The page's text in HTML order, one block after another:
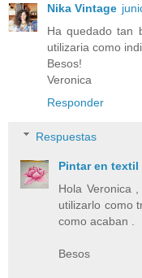
Nika Vintage
Ha quedado tan
utilizaria como
Besos!
Veronica
Responder
Respuestas
Pintar en textil
Hola Veronica
utilizarlo como
como acaban .
Besos